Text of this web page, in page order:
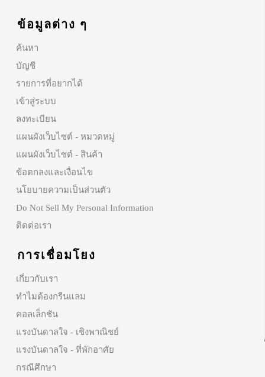
ข้อมูลต่าง ๆ
ค้นหา
บัญชี
รายการที่อยากได้
เข้าสู่ระบบ
ลงทะเบียน
แผนผังเว็บไซต์ - หมวดหมู่
แผนผังเว็บไซต์ - สินค้า
ข้อตกลงและเงื่อนไข
นโยบายความเป็นส่วนตัว
Do Not Sell My Personal Information
ติดต่อเรา
การเชื่อมโยง
เกี่ยวกับเรา
ทำไมต้องกรีนแลม
คอลเล็กชัน
แรงบันดาลใจ - เชิงพาณิชย์
แรงบันดาลใจ - ที่พักอาศัย
กรณีศึกษา